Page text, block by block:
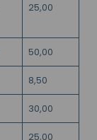
25,00
50,00
8,50
30,00
25,00